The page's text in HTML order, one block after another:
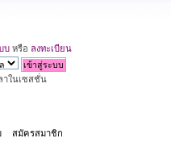
บ หรือ ลงทะเบียน
าในเซสชั่น
สมัครสมาชิก